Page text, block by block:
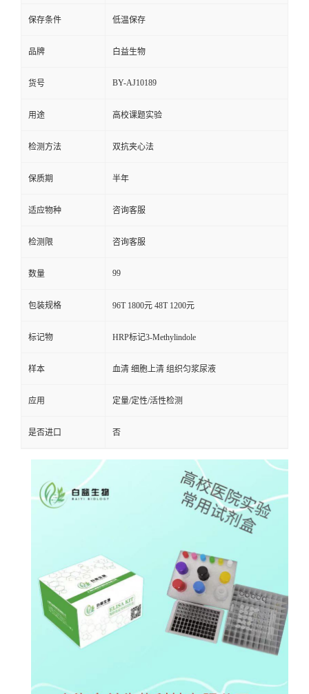
保存条件 低温保存
品牌 白益生物
货号 BY-AJ10189
用途 高校课题实验
检测方法 双抗夹心法
保质期 半年
适应物种 咨询客服
检测限 咨询客服
数量 99
包装规格 96T 1800元 48T 1200元
标记物 HRP标记3-Methylindole
样本 血清 细胞上清 组织匀浆尿液
应用 定量/定性/活性检测
是否进口 否